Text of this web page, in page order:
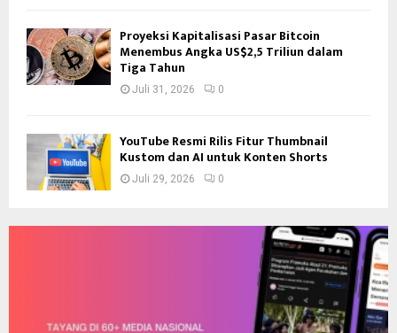
Proyeksi Kapitalisasi Pasar Bitcoin
Menembus Angka US$2,5 Triliun dalam
Tiga Tahun
Juli 31, 2026 0
YouTube Resmi Rilis Fitur Thumbnail
Kustom dan AI untuk Konten Shorts
Juli 29, 2026 0